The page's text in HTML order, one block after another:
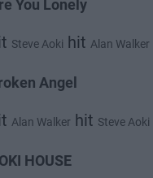
You Lonely
Steve Aoki hit Alan Walker
Angel
Alan Walker hit Steve Aoki
HOUSE